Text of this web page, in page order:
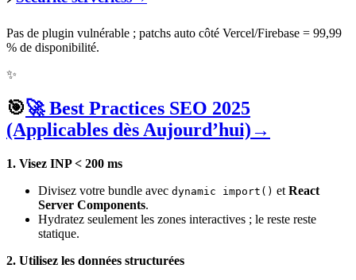
Pas de plugin vulnérable ; patchs auto côté Vercel/Firebase = 99,99
% de disponibilité.
✨
🎯🚀 Best Practices SEO 2025
(Applicables dès Aujourd’hui)→
1. Visez INP < 200 ms
Divisez votre bundle avec dynamic import() et React
Server Components.
Hydratez seulement les zones interactives ; le reste reste
statique.
2. Utilisez les données structurées